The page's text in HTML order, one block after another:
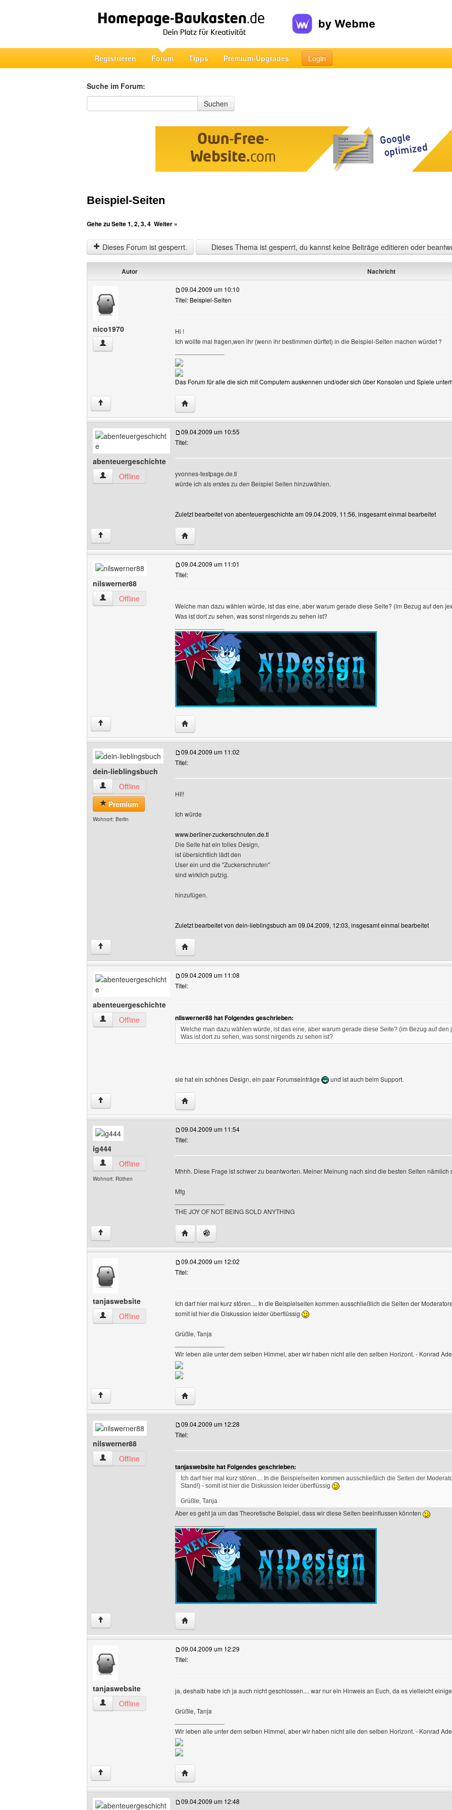
Registrieren Forum Tipps Premium-Upgrades Login
Suche im Forum:
Suche im Forum
Suchen
Beispiel-Seiten
Gehe zu Seite1,2,3,4 Weiter »
Dieses Forum ist gesperrt. Dieses Thema ist gesperrt, du kannst keine Beiträge editieren oder
Autor Nachricht
nico1970
nico1970 Benutzer-Profile anzeigen
09.04.2009 um 10:10
Titel: Beispiel-Seiten
Hi !
Ich wollte mal fragen,wen ihr (wenn ihr bestimmen dürftet) in die Beispiel-Seiten machen würdet ?
Das Forum für alle die sich mit Computern auskennen und/oder sich über Konsolen und Spiele
↑ Website dieses Benutzers besuchen: nico1970
abenteuergeschichte
abenteuergeschichte Benutzer-Profile anzeigen
Offline
09.04.2009 um 10:55
Titel:
yvonnes-testpage.de.tl
würde ich als erstes zu den Beispiel Seiten hinzuwählen.
Zuletzt bearbeitet von abenteuergeschichte am 09.04.2009, 11:56, insgesamt einmal bearbeitet
↑ Website dieses Benutzers besuchen: abenteuergeschichte
nilswerner88
nilswerner88 Benutzer-Profile anzeigen
Offline
09.04.2009 um 11:01
Titel:
Welche man dazu wählen würde, ist das eine, aber warum gerade diese Seite? (im Bezug auf den
Was ist dort zu sehen, was sonst nirgends zu sehen ist?
↑ Website dieses Benutzers besuchen: nilswerner88
dein-lieblingsbuch
dein-lieblingsbuch Benutzer-Profile anzeigen
Offline
Premium
Wohnort: Berlin
09.04.2009 um 11:02
Titel:
HI!!
Ich würde
www.berliner-zuckerschnuten.de.tl
Die Seite hat ein tolles Design,
ist übersichtlich lädt den
User ein und die "Zuckerschnuten"
sind wirklich putzig.
hinzufügen.
Zuletzt bearbeitet von dein-lieblingsbuch am 09.04.2009, 12:03, insgesamt einmal bearbeitet
↑ Website dieses Benutzers besuchen: dein-lieblingsbuch
abenteuergeschichte
abenteuergeschichte Benutzer-Profile anzeigen
Offline
09.04.2009 um 11:08
Titel:
nilswerner88 hat Folgendes geschrieben:
Welche man dazu wählen würde, ist das eine, aber warum gerade diese Seite? (im Bezug auf den
Was ist dort zu sehen, was sonst nirgends zu sehen ist?
sie hat ein schönes Design, ein paar Forumseinträge und ist auch beim Support.
↑ Website dieses Benutzers besuchen: abenteuergeschichte
ig444
ig444 Benutzer-Profile anzeigen
Offline
Wohnort: Rüthen
09.04.2009 um 11:54
Titel:
Mhhh. Diese Frage ist schwer zu beantworten. Meiner Meinung nach sind die besten Seiten nämlich
Mfg
THE JOY OF NOT BEING SOLD ANYTHING
↑ Website dieses Benutzers besuchen: ig444
tanjaswebsite
tanjaswebsite Benutzer-Profile anzeigen
Offline
09.04.2009 um 12:02
Titel:
Ich darf hier mal kurz stören.... In die Beispielseiten kommen ausschließlich die Seiten der
somit ist hier die Diskussion leider überflüssig
Grüßle, Tanja
Wir leben alle unter dem selben Himmel, aber wir haben nicht alle den selben Horizont. - Konrad
↑ Website dieses Benutzers besuchen: tanjaswebsite
nilswerner88
nilswerner88 Benutzer-Profile anzeigen
Offline
09.04.2009 um 12:28
Titel:
tanjaswebsite hat Folgendes geschrieben:
Ich darf hier mal kurz stören.... In die Beispielseiten kommen ausschließlich die Seiten der
Stand!) - somit ist hier die Diskussion leider überflüssig
Grüßle, Tanja
Aber es geht ja um das Theoretische Beispiel, dass wir diese Seiten beeinflussen könnten
↑ Website dieses Benutzers besuchen: nilswerner88
tanjaswebsite
tanjaswebsite Benutzer-Profile anzeigen
Offline
09.04.2009 um 12:29
Titel:
ja, deshalb habe ich ja auch nicht geschlossen.... war nur ein Hinweis an Euch, da es vielleicht
Grüßle, Tanja
Wir leben alle unter dem selben Himmel, aber wir haben nicht alle den selben Horizont. - Konrad
↑ Website dieses Benutzers besuchen: tanjaswebsite
09.04.2009 um 12:48